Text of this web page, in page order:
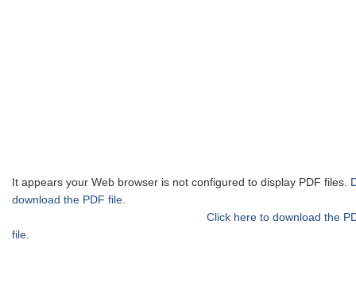
It appears your Web browser is not configured to display PDF files.
download the PDF file.
Click here to download the
file.